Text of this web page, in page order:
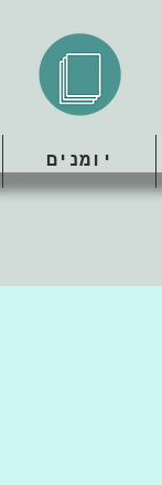
יומנים